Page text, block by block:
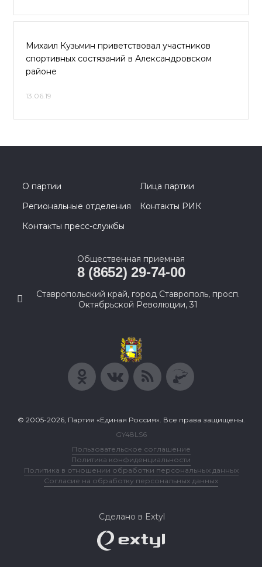
Михаил Кузьмин приветствовал участников
спортивных состязаний в Александровском
районе
13.06.19
О партии
Лица партии
Региональные отделения
Контакты РИК
Контакты пресс-службы
Общественная приемная
8 (8652) 29-74-00
Ставропольский край, город Ставрополь, просп.
Октябрьской Революции, 31
© 2005-2026, Партия «Единая Россия». Все права защищены.
GY48LS6
Пользовательское соглашение
Политика конфиденциальности
Политика в отношении обработки персональных данных
Согласие на обработку персональных данных
Сделано в Extyl